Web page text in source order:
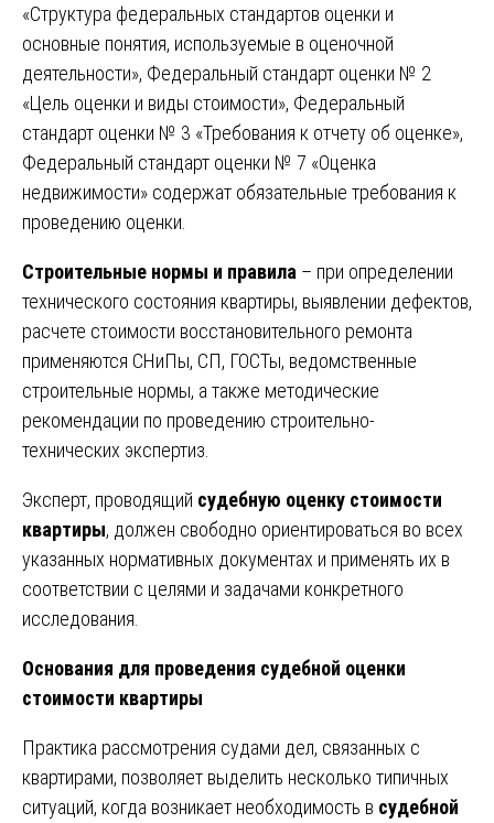
«Структура федеральных стандартов оценки и
основные понятия, используемые в оценочной
деятельности», Федеральный стандарт оценки № 2
«Цель оценки и виды стоимости», Федеральный
стандарт оценки № 3 «Требования к отчету об оценке»,
Федеральный стандарт оценки № 7 «Оценка
недвижимости» содержат обязательные требования к
проведению оценки.
Строительные нормы и правила – при определении
технического состояния квартиры, выявлении дефектов,
расчете стоимости восстановительного ремонта
применяются СНиПы, СП, ГОСТы, ведомственные
строительные нормы, а также методические
рекомендации по проведению строительно-
технических экспертиз.
Эксперт, проводящий судебную оценку стоимости
квартиры, должен свободно ориентироваться во всех
указанных нормативных документах и применять их в
соответствии с целями и задачами конкретного
исследования.
Основания для проведения судебной оценки
стоимости квартиры
Практика рассмотрения судами дел, связанных с
квартирами, позволяет выделить несколько типичных
ситуаций, когда возникает необходимость в судебной